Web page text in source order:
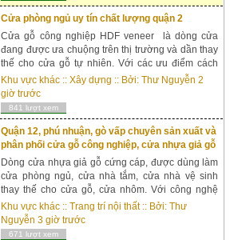
Cửa phòng ngủ uy tín chất lượng quận 2
Cửa gỗ công nghiệp HDF veneer là dòng cửa
đang được ưa chuộng trên thị trường và dần thay
thế cho cửa gỗ tự nhiên. Với các ưu điểm cách
âm tốt, đã qua xử lý mối mọt, không cong vênh co
ngót, mẫu mã màu sắc đa...
Khu vực khác ::Xây dựng :: Bởi:Thư Nguyễn 2
giờ trước
841 lượt xem
Quận 12, phú nhuận, gò vấp chuyên sản xuất và
phân phối cửa gỗ công nghiệp, cửa nhựa giả gỗ
Dòng cửa nhựa giả gỗ cứng cáp, được dùng làm
cửa phòng ngủ, cửa nhà tắm, cửa nhà vệ sinh
thay thế cho cửa gỗ, cửa nhôm. Với công nghệ
hiện đại, cửa nhựa gỗ sung yu được ép với áp
suất lớn từ bột gỗ với bột nhựa. Sung yu có 3 loại:
Sungyu ...
Khu vực khác ::Trang trí nội thất:: Bởi:Thư
Nguyễn 3 giờ trước
671 lượt xem